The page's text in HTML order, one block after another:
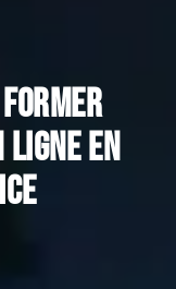
former
ligne en